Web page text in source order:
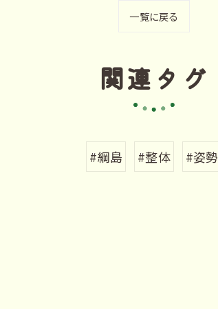
一覧に戻る
関連タグ
#綱島 #整体 #姿勢